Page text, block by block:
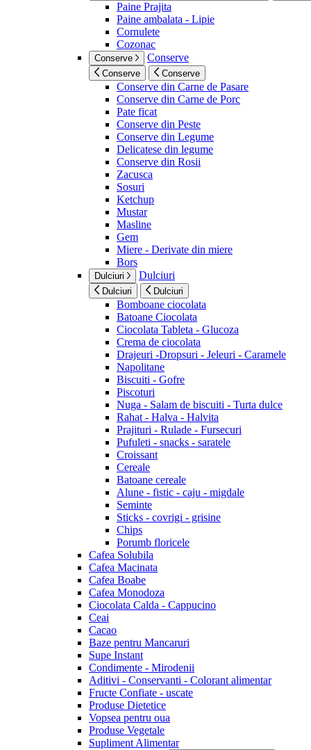
Paine Prajita
Paine ambalata - Lipie
Cornulete
Cozonac
Conserve Conserve
Conserve Conserve
Conserve din Carne de Pasare
Conserve din Carne de Porc
Pate ficat
Conserve din Peste
Conserve din Legume
Delicatese din legume
Conserve din Rosii
Zacusca
Sosuri
Ketchup
Mustar
Masline
Gem
Miere - Derivate din miere
Bors
Dulciuri Dulciuri
Dulciuri Dulciuri
Bomboane ciocolata
Batoane Ciocolata
Ciocolata Tableta - Glucoza
Crema de ciocolata
Drajeuri -Dropsuri - Jeleuri - Caramele
Napolitane
Biscuiti - Gofre
Piscoturi
Nuga - Salam de biscuiti - Turta dulce
Rahat - Halva - Halvita
Prajituri - Rulade - Fursecuri
Pufuleti - snacks - saratele
Croissant
Cereale
Batoane cereale
Alune - fistic - caju - migdale
Seminte
Sticks - covrigi - grisine
Chips
Porumb floricele
Cafea Solubila
Cafea Macinata
Cafea Boabe
Cafea Monodoza
Ciocolata Calda - Cappucino
Ceai
Cacao
Baze pentru Mancaruri
Supe Instant
Condimente - Mirodenii
Aditivi - Conservanti - Colorant alimentar
Fructe Confiate - uscate
Produse Dietetice
Vopsea pentru oua
Produse Vegetale
Supliment Alimentar